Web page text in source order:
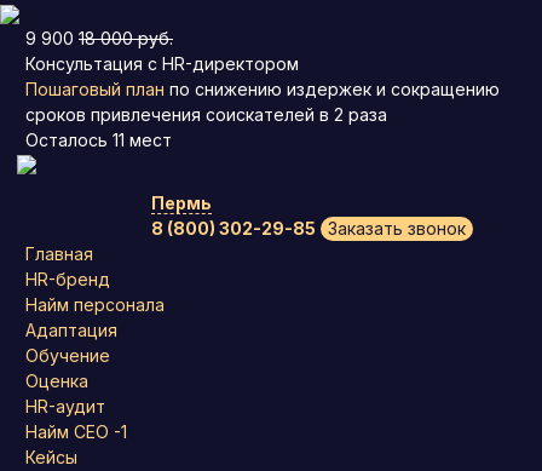
9 900 18 000 руб.
Консультация с HR-директором
Пошаговый план по снижению издержек и сокращению
сроков привлечения соискателей в 2 раза
Осталось 11 мест
Пермь
8 (800) 302-29-85
Заказать звонок
Главная
HR-бренд
Найм персонала
Адаптация
Обучение
Оценка
HR-аудит
Найм СЕО -1
Кейсы